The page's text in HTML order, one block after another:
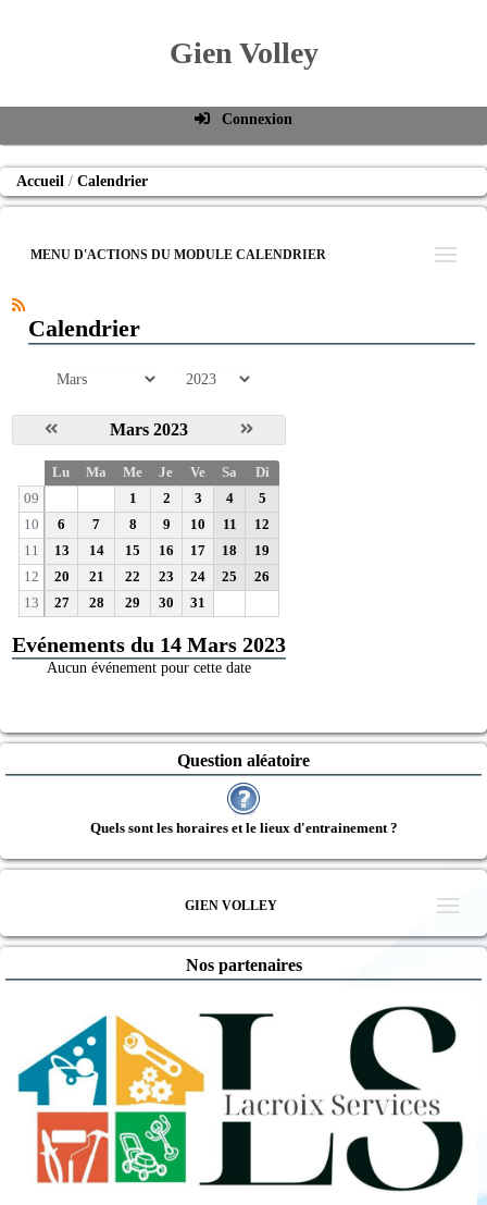
Gien Volley
Connexion
Identifiant de connexion
Mot de passe oublié
Question aléatoire
Quels sont les horaires et le lieux d'entrainement ?
GIEN VOLLEY
Accueil Calendrier
MENU D'ACTIONS DU MODULE CALENDRIER
Calendrier
mois année
Mars 2023
e
Lu Ma Me Je Ve Sa
Di
09
1 2 3 4
5
10
6 7 8 9 10 11
12
11
13 14 15 16 17 18
19
12
20 21 22 23 24 25
26
13
27 28 29 30 31
Evénements du 14 Mars 2023
Aucun événement pour cette date
Nos partenaires